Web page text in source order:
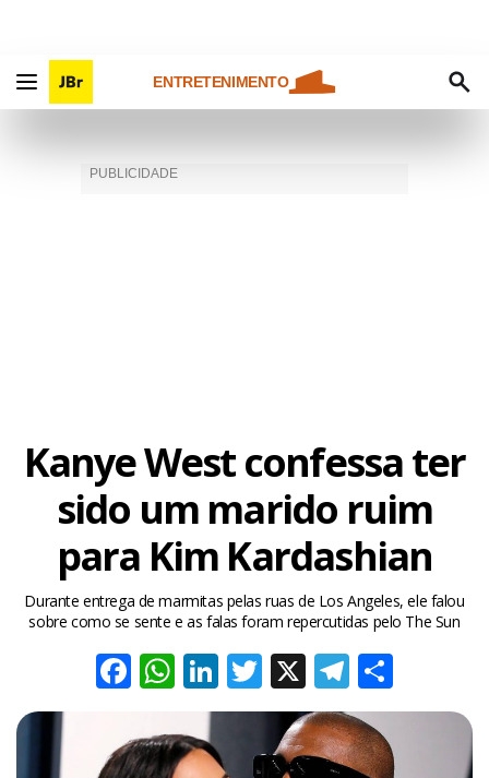
ENTRETENIMENTO
Kanye West confessa ter
sido um marido ruim
para Kim Kardashian
Durante entrega de marmitas pelas ruas de Los Angeles, ele falou
sobre como se sente e as falas foram repercutidas pelo The Sun
Facebook
WhatsApp
LinkedIn
Twitter
X